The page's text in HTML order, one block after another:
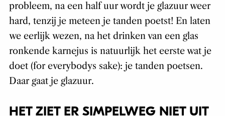
probleem, na een half uur wordt je glazuur weer
hard, tenzij je meteen je tanden poetst! En laten
we eerlijk wezen, na het drinken van een glas
ronkende karnejus is natuurlijk het eerste wat je
doet (for everybodys sake): je tanden poetsen.
Daar gaat je glazuur.
HET ZIET ER SIMPELWEG NIET UIT